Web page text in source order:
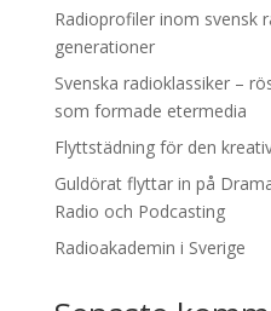
Radioprofiler inom svensk
generationer
Svenska radioklassiker –
som formade etermedia
Flyttstädning för den
Guldörat flyttar in på
Radio och Podcasting
Radioakademin i Sverige